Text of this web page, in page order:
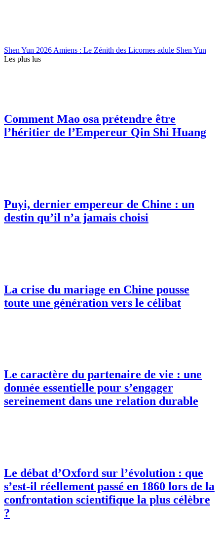
Shen Yun 2026 Amiens : Le Zénith des Licornes adule Shen Yun
Les plus lus
Comment Mao osa prétendre être
l’héritier de l’Empereur Qin Shi Huang
Puyi, dernier empereur de Chine : un
destin qu’il n’a jamais choisi
La crise du mariage en Chine pousse
toute une génération vers le célibat
Le caractère du partenaire de vie : une
donnée essentielle pour s’engager
sereinement dans une relation durable
Le débat d’Oxford sur l’évolution : que
s’est-il réellement passé en 1860 lors de la
confrontation scientifique la plus célèbre
?